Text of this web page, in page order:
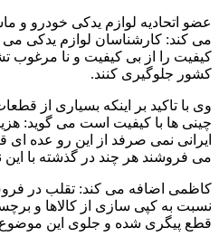
عضو اتحادیه لوازم یدکی خودرو و
می کند: کارشناسان لوازم یدکی می
کیفیت را از بی کیفیت و نا مرغوب
کشور جلوگیری کنند.
وی با تاکید بر اینکه بسیاری از
چینی ها با کیفیت است می گوید:
ایرانی نمی صرفد از این رو عده ای
می فروشند هر چند در گذشته با
کاظمی اضافه می کند: تقلب در
نسبت به کپی سازی از کالاها و
قطع پیگری شده و جلوی این